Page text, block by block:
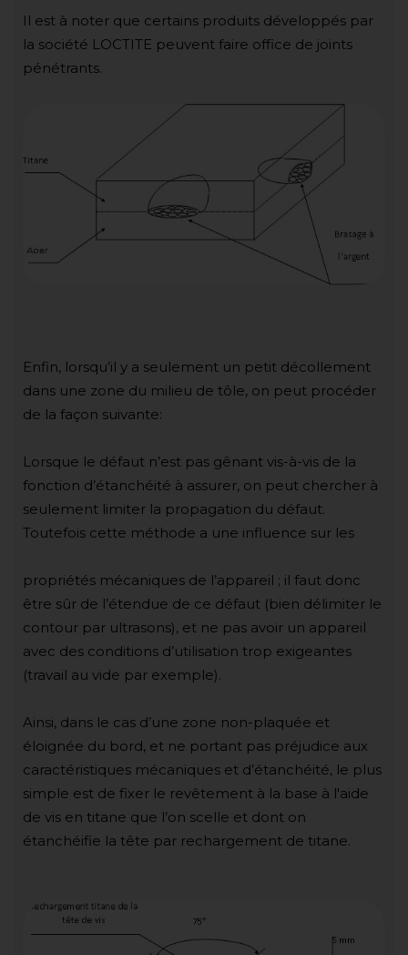
Il est à noter que certains produits développés par
la société LOCTITE peuvent faire office de joints
pénétrants.
Enfin, lorsqu’il y a seulement un petit décollement
dans une zone du milieu de tôle, on peut procéder
de la façon suivante:
Lorsque le défaut n’est pas gênant vis-à-vis de la
fonction d’étanchéité à assurer, on peut chercher à
seulement limiter la propagation du défaut.
Toutefois cette méthode a une influence sur les
propriétés mécaniques de l’appareil ; il faut donc
être sûr de l’étendue de ce défaut (bien délimiter le
contour par ultrasons), et ne pas avoir un appareil
avec des conditions d’utilisation trop exigeantes
(travail au vide par exemple).
Ainsi, dans le cas d’une zone non-plaquée et
éloignée du bord, et ne portant pas préjudice aux
caractéristiques mécaniques et d’étanchéité, le plus
simple est de fixer le revêtement à la base à l'aide
de vis en titane que l’on scelle et dont on
étanchéifie la tête par rechargement de titane.